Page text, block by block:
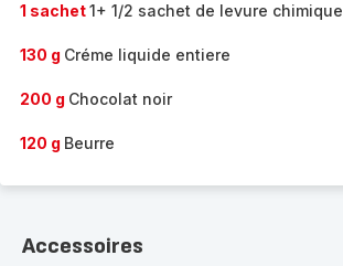
1 sachet1+ 1/2 sachet de levure chimique
130 g Créme liquide entiere
200 g Chocolat noir
120 g Beurre
Accessoires